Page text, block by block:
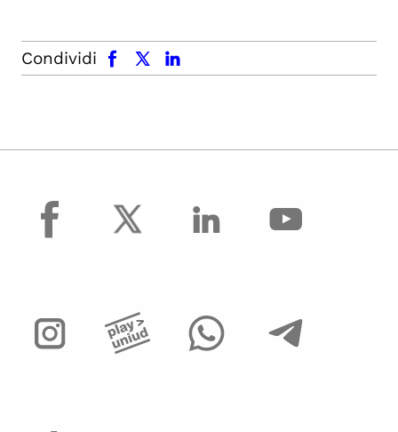
Condividi
facebook x.com linkedin
facebook